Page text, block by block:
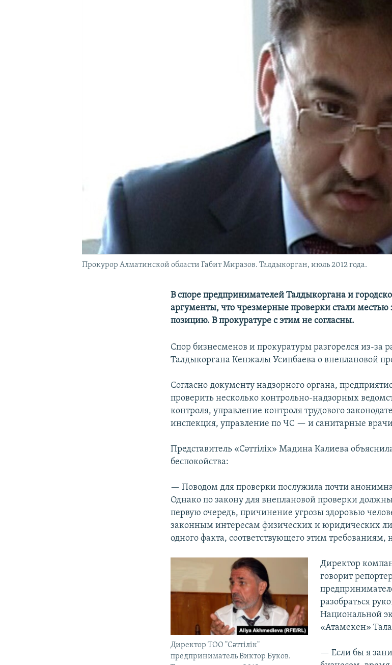
Прокурор Алматинской области Габит Миразов. Талдыкорган, июль 2012 года.
В споре предпринимателей Талдыкоргана и
аргументы, что чрезмерные проверки стали
позицию. В прокуратуре с этим не согласны.
Спор бизнесменов и прокуратуры разгорелся из-за
Талдыкоргана Кенжалы Усипбаева о внеплановой
Согласно документу надзорного органа,
проверить несколько контрольно-надзорных
контроля, управление контроля трудового
инспекция, управление по ЧС — и санитарные
Представитель «Сәттілік» Мадина Калиева
беспокойства:
— Поводом для проверки послужила почти
Однако по закону для внеплановой проверки
первую очередь, причинение угрозы здоровью
законным интересам физических и юридических
одного факта, соответствующего этим требованиям,
Директор ТОО "Сәттілік"
предприниматель Виктор Буков.
Директор
говорит
разобраться
Национальной
«Атамекен»
— Если бы я